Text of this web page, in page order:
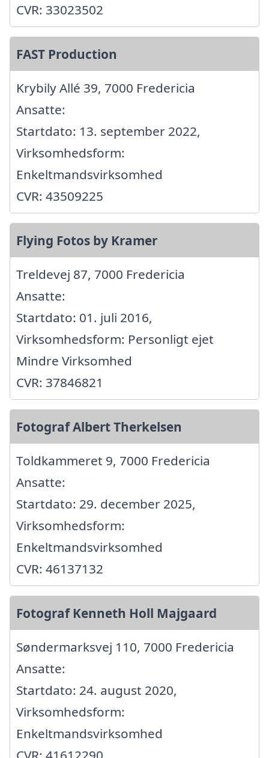
CVR: 33023502
FAST Production
Krybily Allé 39, 7000 Fredericia
Ansatte:
Startdato: 13. september 2022,
Virksomhedsform:
Enkeltmandsvirksomhed
CVR: 43509225
Flying Fotos by Kramer
Treldevej 87, 7000 Fredericia
Ansatte:
Startdato: 01. juli 2016,
Virksomhedsform: Personligt ejet
Mindre Virksomhed
CVR: 37846821
Fotograf Albert Therkelsen
Toldkammeret 9, 7000 Fredericia
Ansatte:
Startdato: 29. december 2025,
Virksomhedsform:
Enkeltmandsvirksomhed
CVR: 46137132
Fotograf Kenneth Holl Majgaard
Søndermarksvej 110, 7000 Fredericia
Ansatte:
Startdato: 24. august 2020,
Virksomhedsform:
Enkeltmandsvirksomhed